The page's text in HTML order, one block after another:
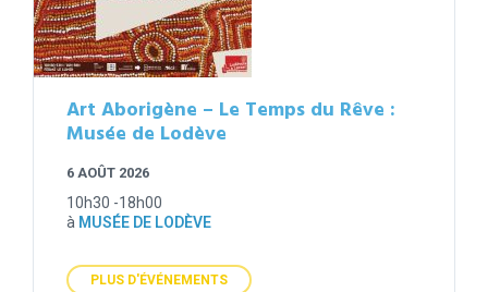
Art Aborigène – Le Temps du Rêve :
Musée de Lodève
6 AOÛT 2026
10h30 -18h00
à MUSÉE DE LODÈVE
PLUS D'ÉVÉNEMENTS